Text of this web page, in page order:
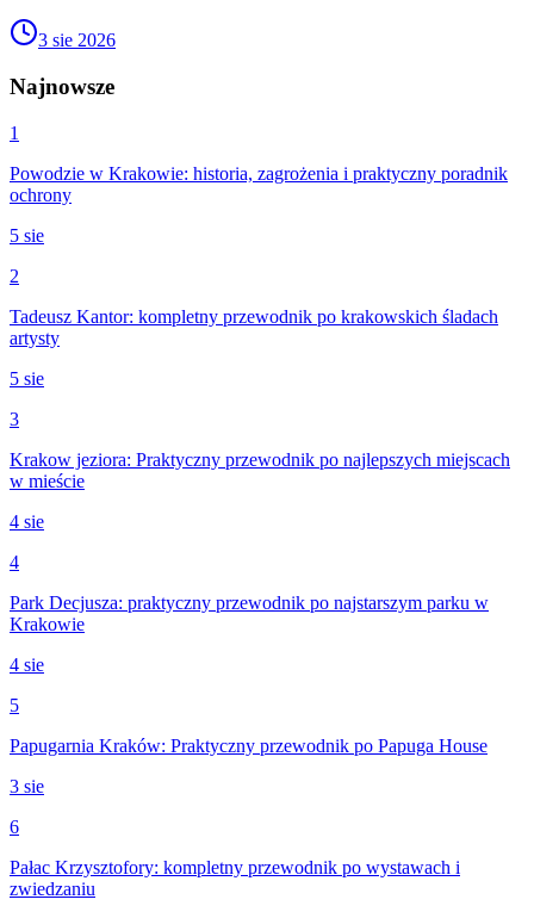
3 sie 2026
Najnowsze
1
Powodzie w Krakowie: historia, zagrożenia i praktyczny poradnik
ochrony
5 sie
2
Tadeusz Kantor: kompletny przewodnik po krakowskich śladach
artysty
5 sie
3
Krakow jeziora: Praktyczny przewodnik po najlepszych miejscach
w mieście
4 sie
4
Park Decjusza: praktyczny przewodnik po najstarszym parku w
Krakowie
4 sie
5
Papugarnia Kraków: Praktyczny przewodnik po Papuga House
3 sie
6
Pałac Krzysztofory: kompletny przewodnik po wystawach i
zwiedzaniu